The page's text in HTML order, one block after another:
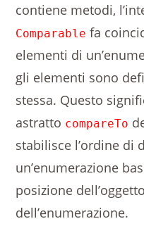
contiene metodi,
Comparable fa
elementi di
gli elementi sono
stessa. Questo
astratto compareTo
stabilisce l’ordine di
un’enumerazione
posizione
dell’enumerazione.